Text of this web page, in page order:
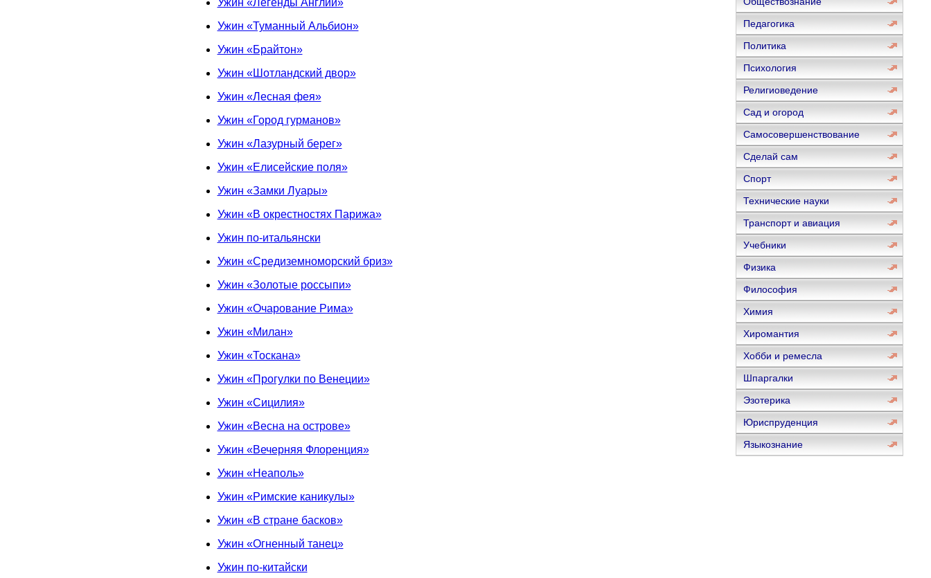
Ужин «Легенды Англии»
Ужин «Туманный Альбион»
Ужин «Брайтон»
Ужин «Шотландский двор»
Ужин «Лесная фея»
Ужин «Город гурманов»
Ужин «Лазурный берег»
Ужин «Елисейские поля»
Ужин «Замки Луары»
Ужин «В окрестностях Парижа»
Ужин по-итальянски
Ужин «Средиземноморский бриз»
Ужин «Золотые россыпи»
Ужин «Очарование Рима»
Ужин «Милан»
Ужин «Тоскана»
Ужин «Прогулки по Венеции»
Ужин «Сицилия»
Ужин «Весна на острове»
Ужин «Вечерняя Флоренция»
Ужин «Неаполь»
Ужин «Римские каникулы»
Ужин «В стране басков»
Ужин «Огненный танец»
Ужин по-китайски
Педагогика
Политика
Психология
Религиоведение
Сад и огород
Самосовершенствование
Сделай сам
Спорт
Технические науки
Транспорт и авиация
Учебники
Физика
Философия
Химия
Хиромантия
Хобби и ремесла
Шпаргалки
Эзотерика
Юриспруденция
Языкознание